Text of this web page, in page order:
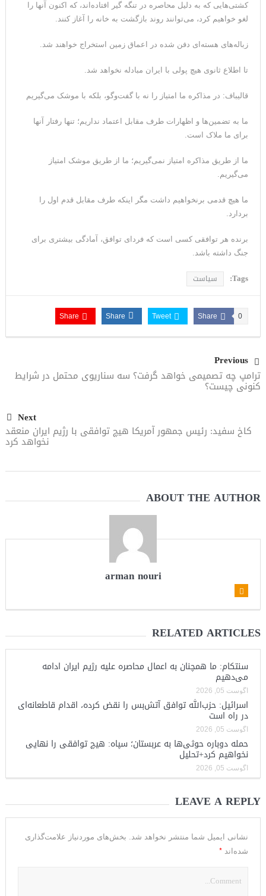
کشتی‌هایی که به دلیل محاصره در تنگه گیر افتاده‌اند، که اکنون آنها را
لغو خواهیم کرد، می‌توانند روند بازگشت به خانه را آغاز کنند.
زباله‌های هسته‌ای دفن شده در اعماق زمین استخراج خواهند شد.
تا اطلاع ثانوی هیچ پولی با ایران مبادله نخواهد شد.
قالیباف: در مذاکره ما امتیاز را نه با گفت‌وگو، بلکه با موشک می‌گیریم
ما به تضمین‌ها و اظهارات طرف مقابل اعتماد نداریم؛ تنها رفتار آنها
برای ما ملاک است.
ما از طریق مذاکره امتیاز نمی‌گیریم؛ ما از طریق موشک امتیاز
می‌گیریم.
ما هیچ قدمی برنخواهیم داشت مگر اینکه طرف مقابل قدم اول را
بردارد.
برنده هر توافقی کسی است که فردای توافق، آمادگی بیشتری برای
جنگ داشته باشد.
Tags: سیاست
Share 0
Tweet
Share
Share
Previous
ترامپ چه تصمیمی خواهد گرفت؟ سه سناریوی محتمل در شرایط
کنونی چیست؟
Next
کاخ سفید: رئیس جمهور آمریکا هیچ توافقی با رژیم ایران منعقد
نخواهد کرد
ABOUT THE AUTHOR
arman nouri
RELATED ARTICLES
سنتکام: ما همچنان به اعمال محاصره علیه رژیم ایران ادامه
می‌دهیم
آگوست 05, 2026
اسرائیل: حزب‌الله توافق آتش‌بس را نقض کرده، اقدام قاطعانه‌ای
در راه است
آگوست 05, 2026
حمله دوباره حوثی‌ها به عربستان؛ سپاه: هیچ توافقی را نهایی
نخواهیم کرد+تحلیل
آگوست 05, 2026
LEAVE A REPLY
نشانی ایمیل شما منتشر نخواهد شد.
بخش‌های موردنیاز علامت‌گذاری
شده‌اند *